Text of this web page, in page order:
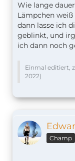
Wie lange
Lämpchen
dann lasse ich
geblinkt, und
ich dann noch
Einmal editiert,
2022)
Champ